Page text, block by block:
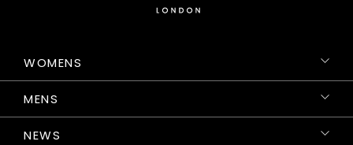
WOMENS
MENS
NEWS